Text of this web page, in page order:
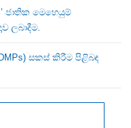
ජාතික මෙහෙයුම්
ලබාදීම.
සකස් කිරීම පිළිබඳ